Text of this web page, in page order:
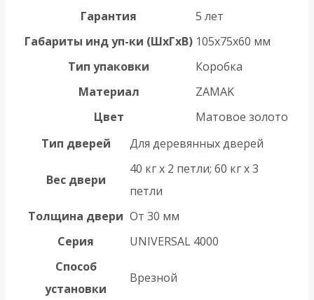
Гарантия
5 лет
Габариты инд уп-ки (ШхГхВ) 105x75x60 мм
Тип упаковки
Коробка
Материал
ZAMAK
Цвет
Матовое золото
Тип дверей
Для деревянных дверей
Вес двери
40 кг х 2 петли; 60 кг х 3
петли
Толщина двери От 30 мм
Серия
UNIVERSAL 4000
Способ
установки
Врезной